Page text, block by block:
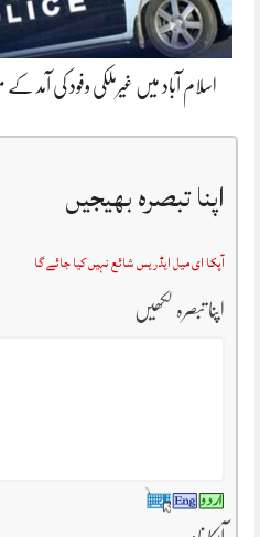
اسلام آباد میں غیرملکی وفود کی
اپنا تبصرہ بھیجیں
آپکا ای میل ایڈریس شائع نہیں کیا جائے گا
اپنا تبصرہ لکھیں